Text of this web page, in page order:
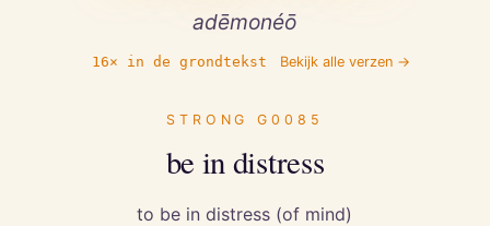
adēmonéō
16× in de grondtekst Bekijk alle verzen →
STRONGG0085
be in distress
to be in distress (of mind)